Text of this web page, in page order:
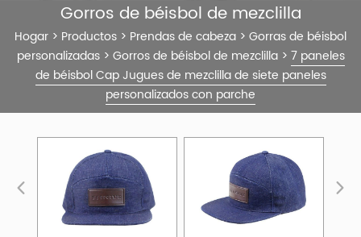
Gorros de béisbol de mezclilla
Hogar > Productos > Prendas de cabeza > Gorras de béisbol
personalizadas> Gorros de béisbol de mezclilla> 7 paneles
de béisbol Cap Jugues de mezclilla de siete paneles
personalizados con parche